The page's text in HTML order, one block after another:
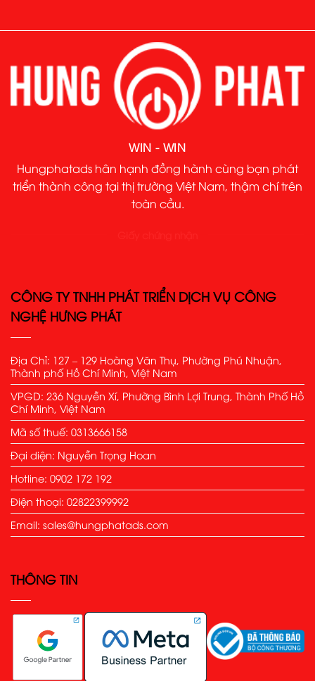
WIN - WIN
Hungphatads hân hạnh đồng hành cùng bạn phát
triển thành công tại thị trường Việt Nam, thậm chí trên
toàn cầu.
CÔNG TY TNHH PHÁT TRIỂN DỊCH VỤ CÔNG
NGHỆ HƯNG PHÁT
Địa Chỉ: 127 – 129 Hoàng Văn Thụ, Phường Phú Nhuận,
Thành phố Hồ Chí Minh, Việt Nam
VPGD: 236 Nguyễn Xí, Phường Bình Lợi Trung, Thành Phố Hồ
Chí Minh, Việt Nam
Mã số thuế: 0313666158
Đại diện: Nguyễn Trọng Hoan
Hotline: 0902 172 192
Điện thoại: 02822399992
Email: sales@hungphatads.com
THÔNG TIN